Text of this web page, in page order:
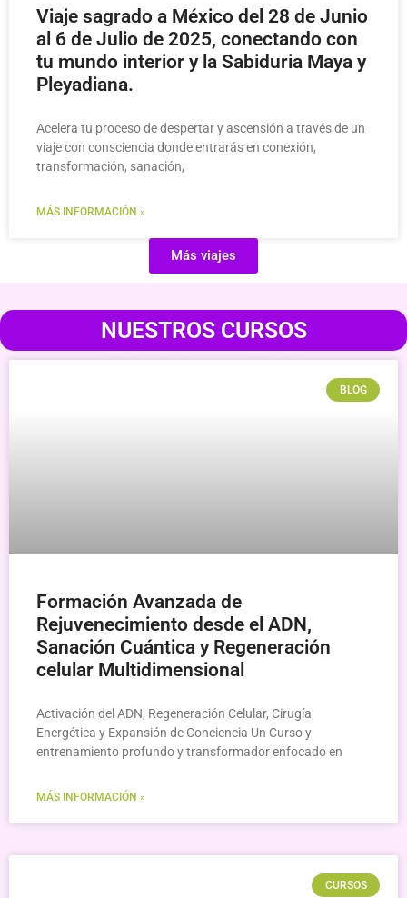
Viaje sagrado a México del 28 de Junio
al 6 de Julio de 2025, conectando con
tu mundo interior y la Sabiduria Maya y
Pleyadiana.
Acelera tu proceso de despertar y ascensión a través de un
viaje con consciencia donde entrarás en conexión,
transformación, sanación,
MÁS INFORMACIÓN »
Más viajes
NUESTROS CURSOS
BLOG
Formación Avanzada de
Rejuvenecimiento desde el ADN,
Sanación Cuántica y Regeneración
celular Multidimensional
Activación del ADN, Regeneración Celular, Cirugía
Energética y Expansión de Conciencia Un Curso y
entrenamiento profundo y transformador enfocado en
MÁS INFORMACIÓN »
CURSOS